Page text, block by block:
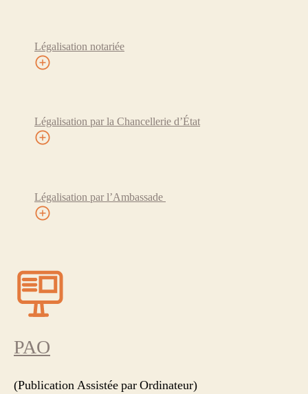
Légalisation notariée
Légalisation par la Chancellerie d’État
Légalisation par l’Ambassade
PAO
(Publication Assistée par Ordinateur)